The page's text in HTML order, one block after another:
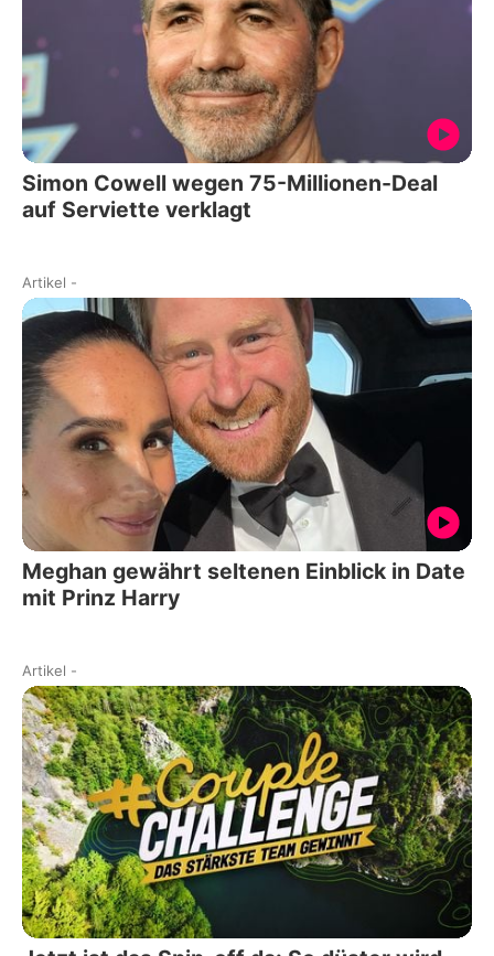
Simon Cowell wegen 75-Millionen-Deal
auf Serviette verklagt
Artikel -
Meghan gewährt seltenen Einblick in Date
mit Prinz Harry
Artikel -